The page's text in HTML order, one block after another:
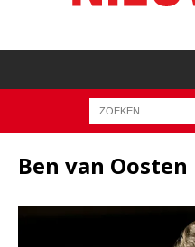
Ben van Oosten